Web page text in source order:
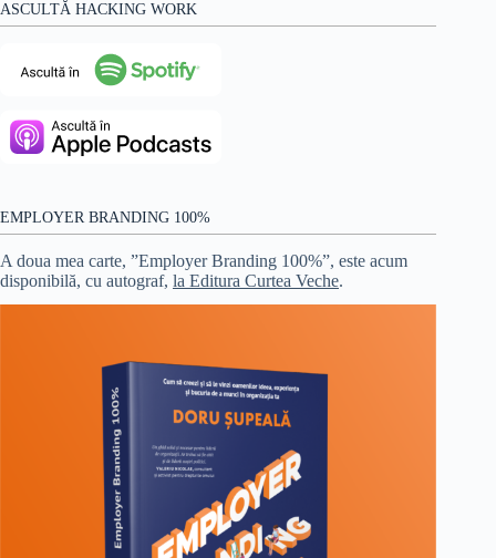
ASCULTĂ HACKING WORK
EMPLOYER BRANDING 100%
A doua mea carte, ”Employer Branding 100%”, este acum
disponibilă, cu autograf, la Editura Curtea Veche.